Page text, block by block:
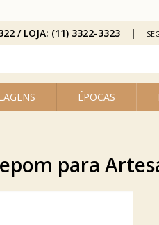
ÉPOCAS
/ LOJA: (11) 3322-3323
para